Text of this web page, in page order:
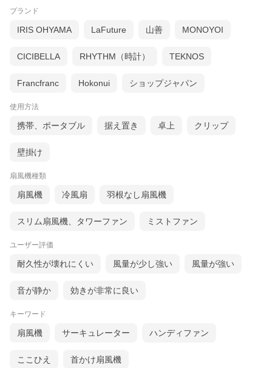
ブランド
IRIS OHYAMA LaFuture 山善 MONOYOI
CICIBELLA RHYTHM（時計） TEKNOS
Francfranc Hokonui ショップジャパン
使用方法
携帯、ポータブル 据え置き 卓上 クリップ
壁掛け
扇風機種類
扇風機 冷風扇 羽根なし扇風機
スリム扇風機、タワーファン ミストファン
ユーザー評価
耐久性が壊れにくい 風量が少し強い 風量が強い
音が静か 効きが非常に良い
キーワード
扇風機 サーキュレーター ハンディファン
ここひえ 首かけ扇風機